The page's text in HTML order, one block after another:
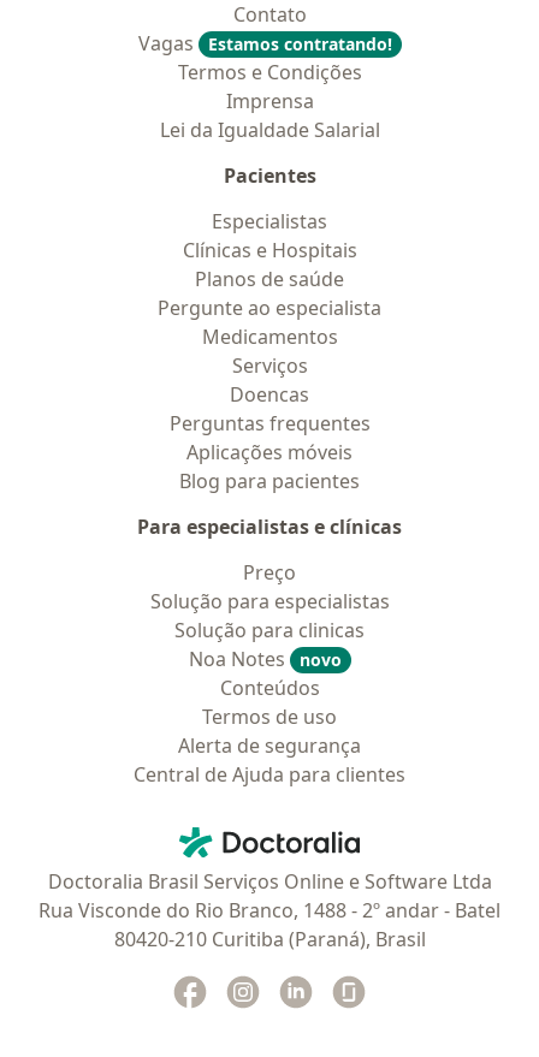
Contato
Vagas
Estamos contratando!
Termos e Condições
Imprensa
Lei da Igualdade Salarial
Pacientes
Especialistas
Clínicas e Hospitais
Planos de saúde
Pergunte ao especialista
Medicamentos
Serviços
Doencas
Perguntas frequentes
Aplicações móveis
Blog para pacientes
Para especialistas e clínicas
Preço
Solução para especialistas
Solução para clinicas
Noa Notes
novo
Conteúdos
Termos de uso
Alerta de segurança
Central de Ajuda para clientes
Doctoralia - Homepage
Doctoralia Brasil Serviços Online e Software Ltda
Rua Visconde do Rio Branco, 1488 - 2º andar - Batel
80420-210 Curitiba (Paraná), Brasil
Facebook
abre num novo separador
Instagram
abre num novo separador
Linkedin
abre num novo